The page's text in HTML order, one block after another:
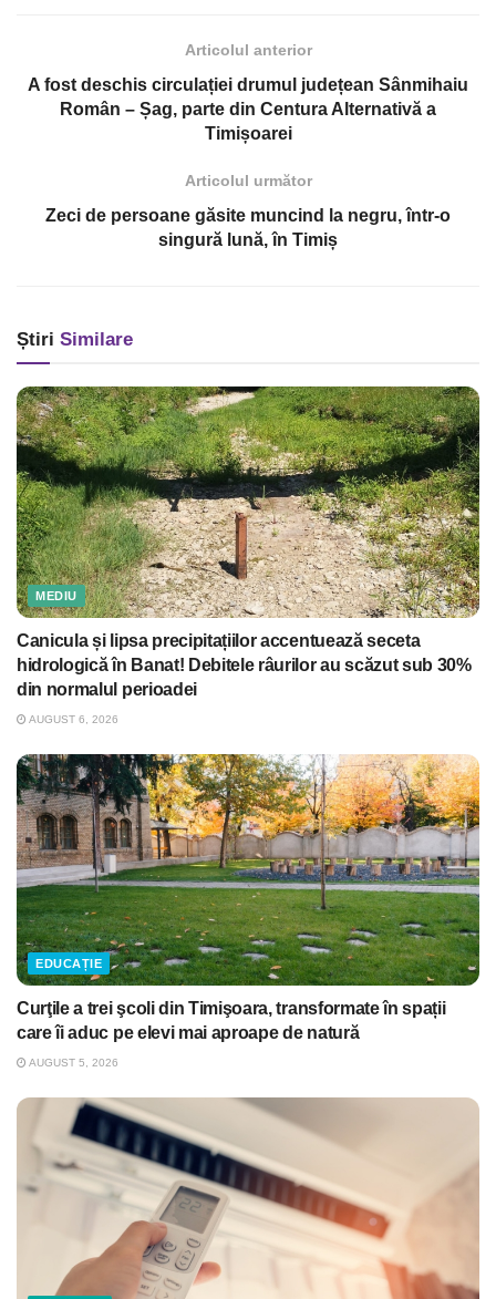
Articolul anterior
A fost deschis circulației drumul județean Sânmihaiu
Român – Șag, parte din Centura Alternativă a
Timișoarei
Articolul următor
Zeci de persoane găsite muncind la negru, într-o
singură lună, în Timiș
Știri Similare
MEDIU
Canicula și lipsa precipitațiilor accentuează seceta
hidrologică în Banat! Debitele râurilor au scăzut sub 30%
din normalul perioadei
AUGUST 6, 2026
EDUCAȚIE
Curţile a trei şcoli din Timişoara, transformate în spații
care îi aduc pe elevi mai aproape de natură
AUGUST 5, 2026